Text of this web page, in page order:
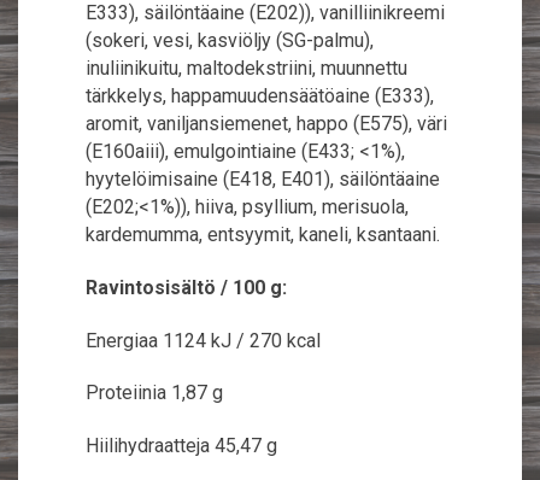
E333), säilöntäaine (E202)), vanilliinikreemi
(sokeri, vesi, kasviöljy (SG-palmu),
inuliinikuitu, maltodekstriini, muunnettu
tärkkelys, happamuudensäätöaine (E333),
aromit, vaniljansiemenet, happo (E575), väri
(E160aiii), emulgointiaine (E433; <1%),
hyytelöimisaine (E418, E401), säilöntäaine
(E202;<1%)), hiiva, psyllium, merisuola,
kardemumma, entsyymit, kaneli, ksantaani.
Ravintosisältö / 100 g:
Energiaa 1124 kJ / 270 kcal
Proteiinia 1,87 g
Hiilihydraatteja 45,47 g